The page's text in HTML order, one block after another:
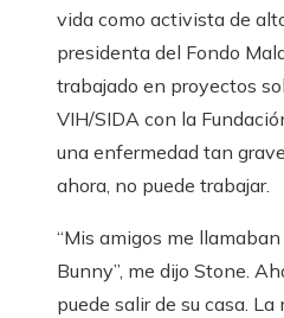
vida como activista de
presidenta del Fondo
trabajado en proyectos
VIH/SIDA con la
una enfermedad tan
ahora, no puede trabajar.
“Mis amigos me
Bunny”, me dijo Stone.
puede salir de su casa.